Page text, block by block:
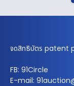
จดสิทธิบัตร patent
FB: 91Circle
E-mail: